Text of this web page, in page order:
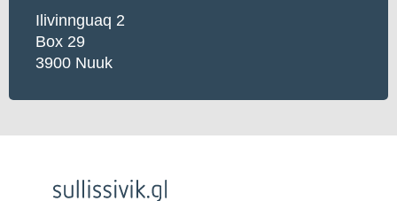
Ilivinnguaq 2
Box 29
3900 Nuuk